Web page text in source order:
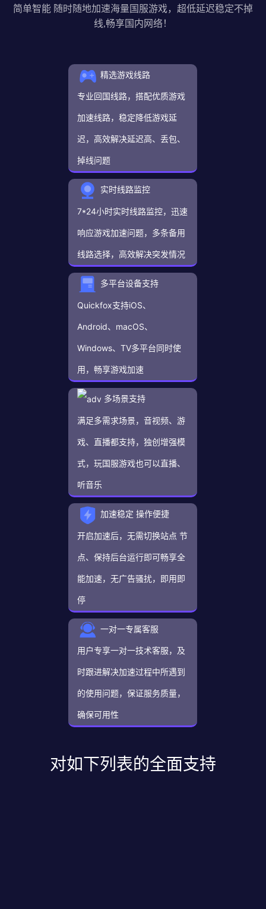
简单智能 随时随地加速海量国服游戏，超低延迟稳定不掉
线,畅享国内网络！
精选游戏线路
专业回国线路，搭配优质游戏
加速线路，稳定降低游戏延
迟，高效解决延迟高、丢包、
掉线问题
实时线路监控
7*24小时实时线路监控，迅速
响应游戏加速问题，多条备用
线路选择，高效解决突发情况
多平台设备支持
Quickfox支持iOS、
Android、macOS、
Windows、TV多平台同时使
用，畅享游戏加速
多场景支持
满足多需求场景，音视频、游
戏、直播都支持，独创增强模
式，玩国服游戏也可以直播、
听音乐
加速稳定 操作便捷
开启加速后，无需切换站点 节
点、保持后台运行即可畅享全
能加速，无广告骚扰，即用即
停
一对一专属客服
用户专享一对一技术客服，及
时跟进解决加速过程中所遇到
的使用问题，保证服务质量，
确保可用性
对如下列表的全面支持